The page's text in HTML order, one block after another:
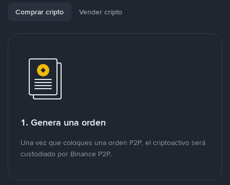
Comprar cripto Vender cripto
1. Genera una orden
Una vez que coloques una orden P2P, el criptoactivo será
custodiado por Binance P2P.